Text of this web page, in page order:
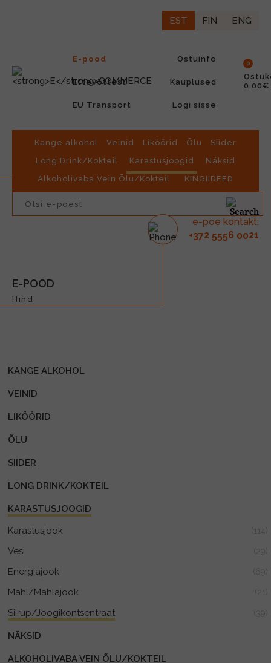
EST FIN ENG
E-pood Ostuinfo
Ettevõttest Kauplused
EU Transport Logi sisse
0
0.00€
Kange alkohol Veinid Liköörid Õlu
Siider
Long Drink/Kokteil
Karastusjoogid
Näksid
Alkoholivaba Vein Õlu/Kokteil
KINGIIDEED
e-poe kontakt:
+372 5556 0021
E-POOD
Hind
KANGE ALKOHOL
VEINID
LIKÖÖRID
ÕLU
SIIDER
LONG DRINK/KOKTEIL
KARASTUSJOOGID
Karastusjook
Vesi
Energiajook
Mahl/Mahlajook
Siirup/Joogikontsentraat
NÄKSID
ALKOHOLIVABA VEIN ÕLU/KOKTEIL